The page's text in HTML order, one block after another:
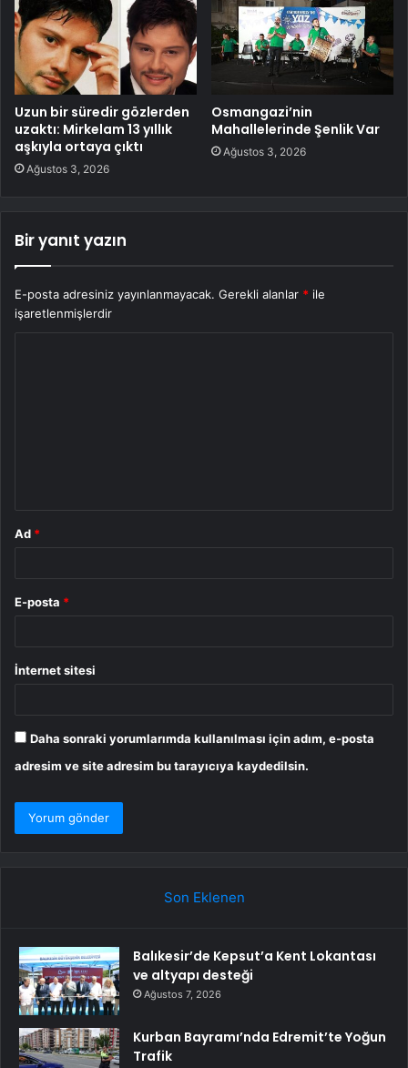
Uzun bir süredir gözlerden
uzaktı: Mirkelam 13 yıllık
aşkıyla ortaya çıktı
Ağustos 3, 2026
Osmangazi’nin
Mahallelerinde Şenlik Var
Ağustos 3, 2026
Bir yanıt yazın
E-posta adresiniz yayınlanmayacak. Gerekli alanlar * ile
işaretlenmişlerdir
Ad *
E-posta *
İnternet sitesi
Daha sonraki yorumlarımda kullanılması için adım, e-posta
adresim ve site adresim bu tarayıcıya kaydedilsin.
Son Eklenen
Balıkesir’de Kepsut’a Kent Lokantası
ve altyapı desteği
Ağustos 7, 2026
Kurban Bayramı’nda Edremit’te Yoğun
Trafik